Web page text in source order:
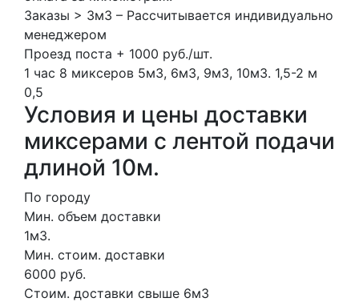
Заказы > 3м3 – Рассчитывается индивидуально
менеджером
Проезд поста + 1000 руб./шт.
1 час 8 миксеров 5м3, 6м3, 9м3, 10м3. 1,5-2 м
0,5
Условия и цены доставки
миксерами с лентой подачи
длиной 10м.
По городу
Мин. объем доставки
1м3.
Мин. стоим. доставки
6000 руб.
Стоим. доставки свыше 6м3